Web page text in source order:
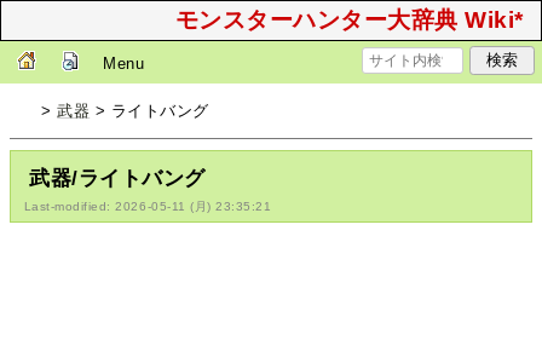
モンスターハンター大辞典 Wiki*
Menu
>武器 > ライトバング
武器/ライトバング
Last-modified: 2026-05-11 (月) 23:35:21